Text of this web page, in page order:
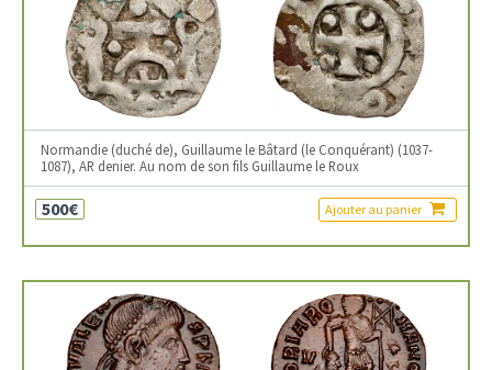
Normandie (duché de), Guillaume le Bâtard (le Conquérant) (1037-
1087), AR denier. Au nom de son fils Guillaume le Roux
500€ Ajouter au panier